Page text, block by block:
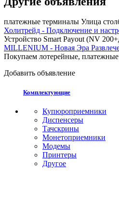
платежные терминалы Улица
Холитрейд - Подключение и
Устройство Smart Payout (NV
MILLENIUM - Новая Эра
Покупаем лотерейные,
Добавить объявление
Комплектующие
Купюроприемники
Диспенсеры
Тачскрины
Монетоприемники
Модемы
Принтеры
Другое